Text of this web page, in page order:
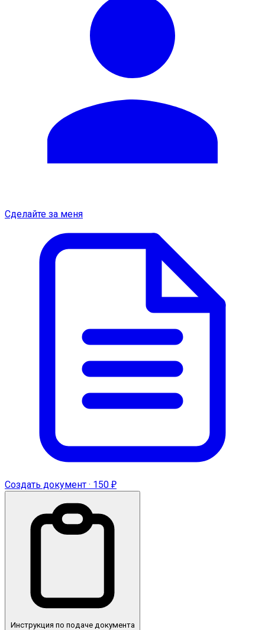
Сделайте за меня
Создать документ · 150 ₽
Инструкция по подаче документа